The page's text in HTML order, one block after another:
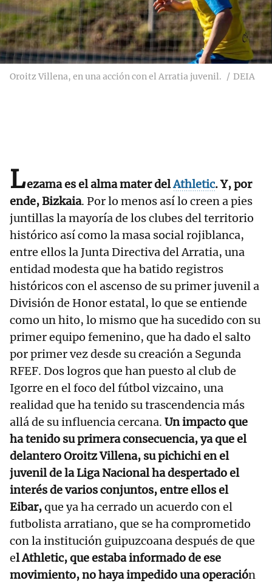
Oroitz Villena, en una acción con el Arratia juvenil. DEIA
Lezama es el alma mater delAthletic. Y, por
ende, Bizkaia. Por lo menos así lo creen a pies
juntillas la mayoría de los clubes del territorio
histórico así como la masa social rojiblanca,
entre ellos la Junta Directiva del Arratia, una
entidad modesta que ha batido registros
históricos con el ascenso de su primer juvenil a
División de Honor estatal, lo que se entiende
como un hito, lo mismo que ha sucedido con su
primer equipo femenino, que ha dado el salto
por primer vez desde su creación a Segunda
RFEF. Dos logros que han puesto al club de
Igorre en el foco del fútbol vizcaino, una
realidad que ha tenido su trascendencia más
allá de su influencia cercana. Un impacto que
ha tenido su primera consecuencia, ya que el
delantero Oroitz Villena, su pichichi en el
juvenil de la Liga Nacional ha despertado el
interés de varios conjuntos, entre ellos el
Eibar,que ya ha cerrado un acuerdo con el
futbolista arratiano, que se ha comprometido
con la institución guipuzcoana después de que
el Athletic, que estaba informado de ese
movimiento, no haya impedido una operación